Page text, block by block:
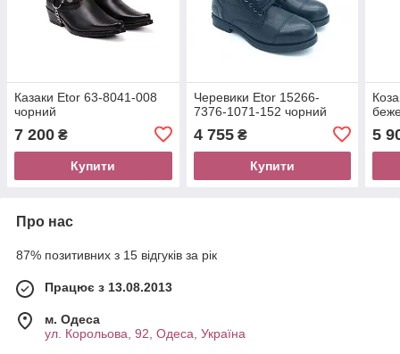
Казаки Etor 63-8041-008
чорний
7 200 ₴
Купити
Черевики Etor 15266-
7376-1071-152 чорний
4 755₴
Купити
5
Про нас
87% позитивних з 15 відгуків за рік
Працює з 13.08.2013
м. Одеса
ул. Корольова, 92, Одеса, Україна